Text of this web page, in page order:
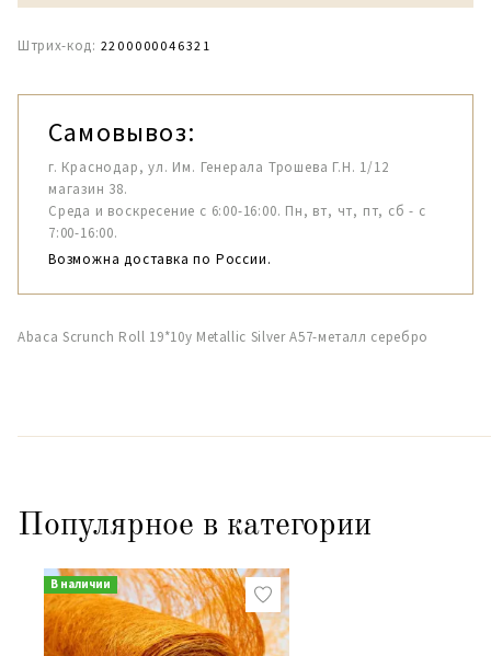
Штрих-код: 2200000046321
Самовывоз:
г. Краснодар, ул. Им. Генерала Трошева Г.Н. 1/12
магазин 38.
Среда и воскресение с 6:00-16:00. Пн, вт, чт, пт, сб - с
7:00-16:00.
Возможна доставка по России.
Abaca Scrunch Roll 19*10y Metallic Silver A57-металл серебро
Популярное в категории
В наличии